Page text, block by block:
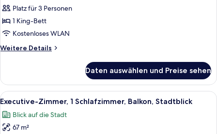
Zimmer,
Balkon
anzeigen
Platz für 3 Personen
1 King-Bett
Kostenloses WLAN
Weitere Details
Weitere
Zimmer,
Balkon
Daten auswählen und Preise sehen
Alle
Fotos
für
Executive-
Ein modernes Hotelzimmer mit
10
Executive-Zimmer, 1 Schlafzimmer, Balkon, Stadtblick
Blick auf die Stadt
67 m²